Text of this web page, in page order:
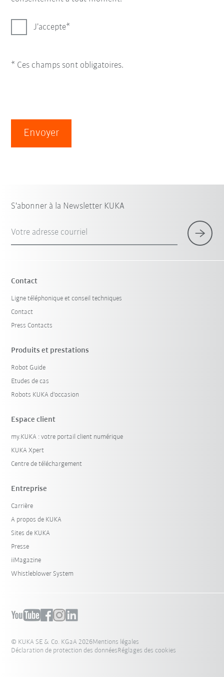
J’accepte
* Ces champs sont obligatoires.
Envoyer
S'abonner à la Newsletter KUKA
Votre adresse courriel
Contact
Ligne téléphonique et conseil techniques
Contact
Press Contacts
Produits et prestations
Robot Guide
Etudes de cas
Robots KUKA d'occasion
Espace client
my.KUKA : votre portail client numérique
KUKA Xpert
Centre de téléchargement
Entreprise
Carrière
A propos de KUKA
Sites de KUKA
Presse
iiMagazine
Whistleblower System
© KUKA SE & Co. KGaA 2026Mentions légales
Déclaration de protection des donnéesRéglages des cookies